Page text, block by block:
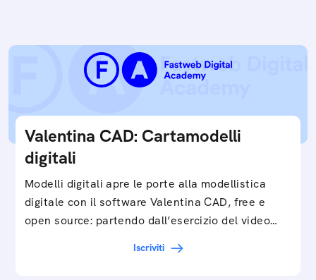
Valentina CAD: Cartamodelli
digitali
Modelli digitali apre le porte alla modellistica
digitale con il software Valentina CAD, free e
open source: partendo dall’esercizio del video…
Iscriviti